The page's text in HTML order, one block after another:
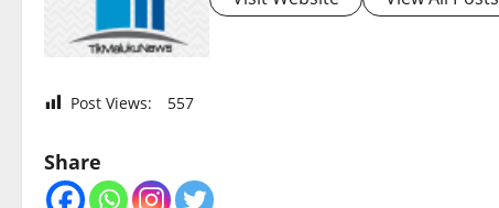
Post Views: 557
Share